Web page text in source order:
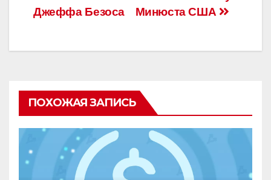
Минюста США
Джеффа Безоса
ПОХОЖАЯ ЗАПИСЬ